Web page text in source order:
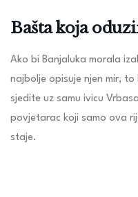
Bašta koja
Ako bi Banjaluka morala
najbolje opisuje njen mir,
sjedite uz samu ivicu
povjetarac koji samo ova
staje.